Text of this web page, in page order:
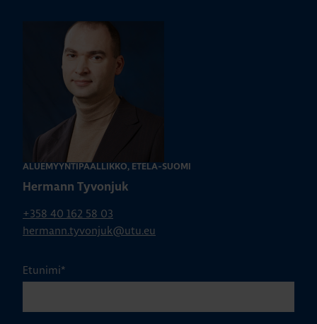
ALUEMYYNTIPÄÄLLIKKÖ, ETELÄ-SUOMI
Hermann Tyvonjuk
+358 40 162 58 03
hermann.tyvonjuk@utu.eu
Etunimi*